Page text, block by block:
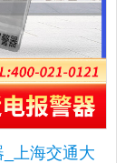
上海交通大